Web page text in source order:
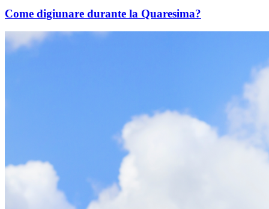
Come digiunare durante la Quaresima?